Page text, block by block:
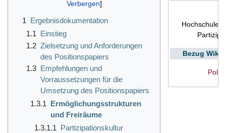
Bezug Wiki-
Politik
1 Ergebnisdokumentation
1.1 Einstieg
1.2 Zielsetzung und Anforderungen
des Positionspapiers
1.3 Empfehlungen und
Vorraussetzungen für die
Umsetzung des Positionspapiers
1.3.1 Ermöglichungsstrukturen
und Freiräume
1.3.1.1 Partizipationskultur